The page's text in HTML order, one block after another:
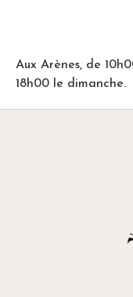
Aux Arènes, de
18h00 le dimanche.